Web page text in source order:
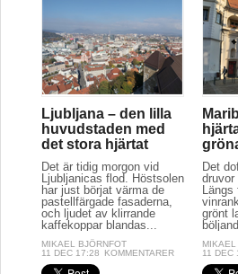
Ljubljana – den lilla
huvudstaden med
det stora hjärtat
Det är tidig morgon vid
Ljubljanicas flod. Höstsolen
har just börjat värma de
pastellfärgade fasaderna,
och ljudet av klirrande
kaffekoppar blandas...
MIKAEL BJÖRNFOT
11 DEC 17:28
KOMMENTARER
Det
druvor
Längs
grönt
11 DEC